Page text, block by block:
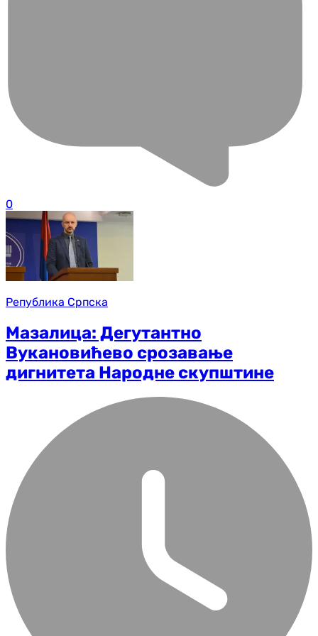
0
Република Српска
Мазалица: Дегутантно
Вукановићево срозавање
дигнитета Народне скупштине